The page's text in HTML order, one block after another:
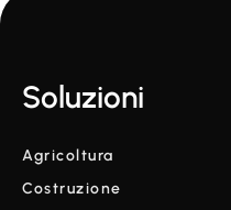
Soluzioni
Agricoltura
Costruzione